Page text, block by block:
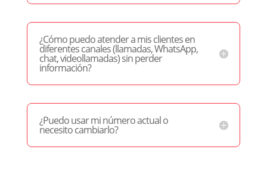
¿Cómo puedo atender a mis clientes en
diferentes canales (llamadas, WhatsApp,
chat, videollamadas) sin perder
información?
¿Puedo usar mi número actual o
necesito cambiarlo?